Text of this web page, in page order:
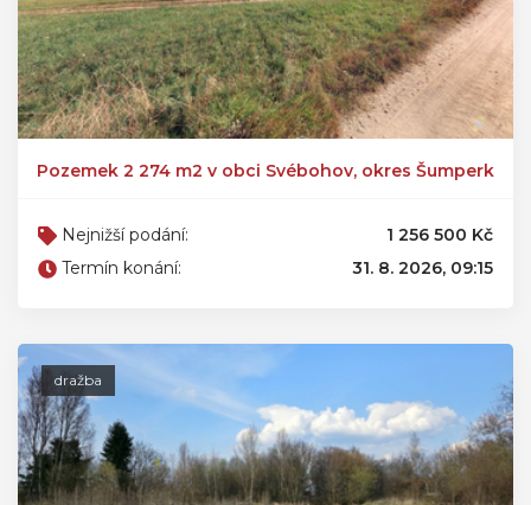
Pozemek 2 274 m2 v obci Svébohov, okres Šumperk
Nejnižší podání:
1 256 500 Kč
Termín konání:
31. 8. 2026, 09:15
dražba